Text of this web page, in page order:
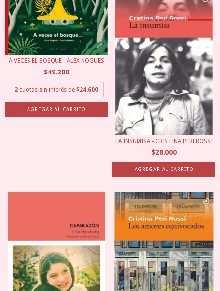
A VECES EL BOSQUE - ALEX NOGUES
$49.200
2 cuotas sin interés de $24.600
LA INSUMISA - CRISTINA PERI ROSSI
$28.000